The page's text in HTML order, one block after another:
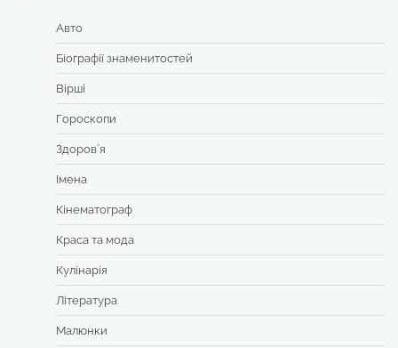
Авто
Біографії знаменитостей
Вірші
Гороскопи
Здоровʼя
Імена
Кінематограф
Краса та мода
Кулінарія
Література
Малюнки